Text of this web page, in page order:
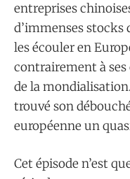
entreprises
d’immenses stocks
les écouler en
contrairement à
de la
trouvé son
européenne un
Cet épisode n’est